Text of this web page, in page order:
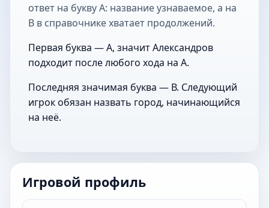
ответ на букву А: название узнаваемое, а на
В в справочнике хватает продолжений.
Первая буква — А, значит Александров
подходит после любого хода на А.
Последняя значимая буква — В. Следующий
игрок обязан назвать город, начинающийся
на неё.
Игровой профиль